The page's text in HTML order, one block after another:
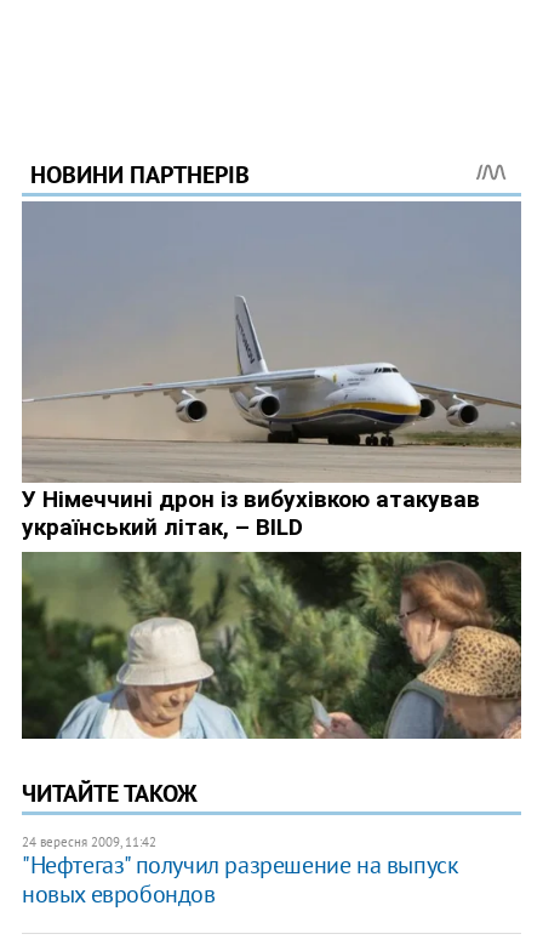
ЧИТАЙТЕ ТАКОЖ
24 вересня 2009, 11:42
"Нефтегаз" получил разрешение на выпуск
новых евробондов